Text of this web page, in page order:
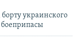
украинского
боеприпасы